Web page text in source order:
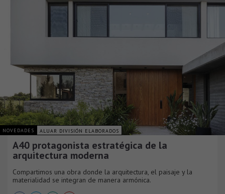
NOVEDADES ALUAR DIVISIÓN ELABORADOS
A40 protagonista estratégica de la
arquitectura moderna
Compartimos una obra donde la arquitectura, el paisaje y la
materialidad se integran de manera armónica.